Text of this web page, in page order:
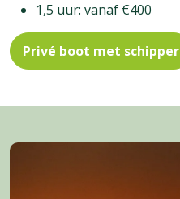
1,5 uur: vanaf €400
Privé boot met schipper